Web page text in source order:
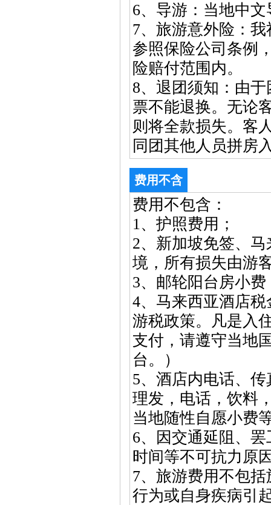
6、导游：当地中
7、旅游意外险：
参照保险公司条例
险赔付范围内。
8、退团须知：由
票不能退换。无论
则将全款损失。客
同团其他人员拼房
费用不含
费用不包含：
1、护照费用；
2、新加坡免签、
境，所有损失由游
3、邮轮阳台房小
4、马来西亚酒店
游税政策。凡是入
支付，请遵守当地
台。）
5、酒店内电话、
理发，电话，饮料
当地随性自愿小费
6、因交通延阻、
时间等不可抗力原
7、旅游费用不包
行为或自身疾病引